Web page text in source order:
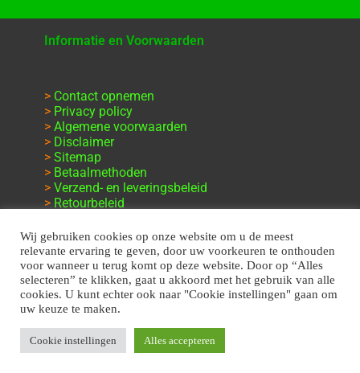
Informatie en Voorwaarden
> Contact opnemen
> Privacy policy
> Algemene voorwaarden
> Disclaimer
> Sitemap
> Betaalmethoden
> Verzend- en leveringsbeleid
> Retourbeleid
Wij gebruiken cookies op onze website om u de meest
relevante ervaring te geven, door uw voorkeuren te onthouden
voor wanneer u terug komt op deze website. Door op “Alles
selecteren” te klikken, gaat u akkoord met het gebruik van alle
cookies. U kunt echter ook naar "Cookie instellingen" gaan om
uw keuze te maken.
Cookie instellingen Alles accepteren